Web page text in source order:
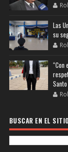
Las
su
“Con
Santo
BUSCAR EN EL SITIO